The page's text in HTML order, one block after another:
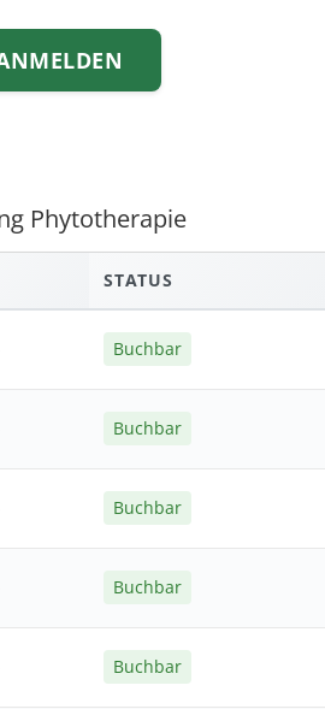
Phytotherapie
STATUS
Buchbar
Buchbar
Buchbar
Buchbar
Buchbar